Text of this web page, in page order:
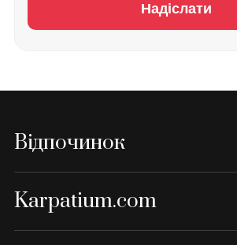
Надіслати
Відпочинок
Karpatium.com